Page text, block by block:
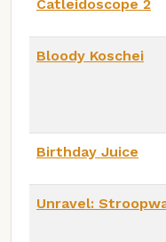
Catleidoscope 2
Bloody Koschei
Birthday Juice
Unravel: